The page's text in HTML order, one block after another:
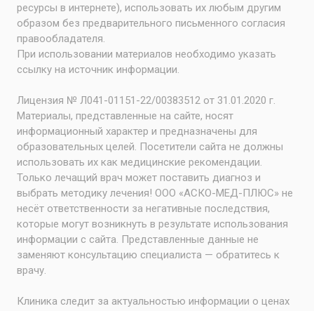
ресурсы в интернете), использовать их любым другим
образом без предварительного письменного согласия
правообладателя.
При использовании материалов необходимо указать
ссылку на источник информации.
Лицензия № Л041-01151-22/00383512 от 31.01.2020 г.
Материалы, представленные на сайте, носят
информационный характер и предназначены для
образовательных целей. Посетители сайта не должны
использовать их как медицинские рекомендации.
Только лечащий врач может поставить диагноз и
выбрать методику лечения! ООО «АСКО-МЕД-ПЛЮС» не
несёт ответственности за негативные последствия,
которые могут возникнуть в результате использования
информации с сайта. Представленные данные не
заменяют консультацию специалиста — обратитесь к
врачу.
Клиника следит за актуальностью информации о ценах